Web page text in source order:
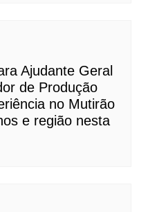
Ajudante Geral
de Produção
no Mutirão
e região nesta